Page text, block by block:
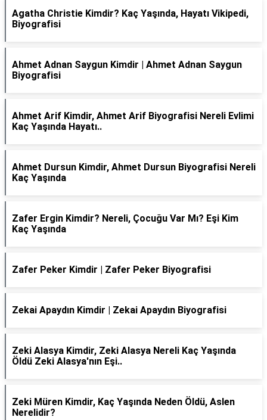
Agatha Christie Kimdir? Kaç Yaşında, Hayatı Vikipedi,
Biyografisi
Ahmet Adnan Saygun Kimdir | Ahmet Adnan Saygun
Biyografisi
Ahmet Arif Kimdir, Ahmet Arif Biyografisi Nereli Evlimi
Kaç Yaşında Hayatı..
Ahmet Dursun Kimdir, Ahmet Dursun Biyografisi Nereli
Kaç Yaşında
Zafer Ergin Kimdir? Nereli, Çocuğu Var Mı? Eşi Kim
Kaç Yaşında
Zafer Peker Kimdir | Zafer Peker Biyografisi
Zekai Apaydın Kimdir | Zekai Apaydın Biyografisi
Zeki Alasya Kimdir, Zeki Alasya Nereli Kaç Yaşında
Öldü Zeki Alasya'nın Eşi..
Zeki Müren Kimdir, Kaç Yaşında Neden Öldü, Aslen
Nerelidir?